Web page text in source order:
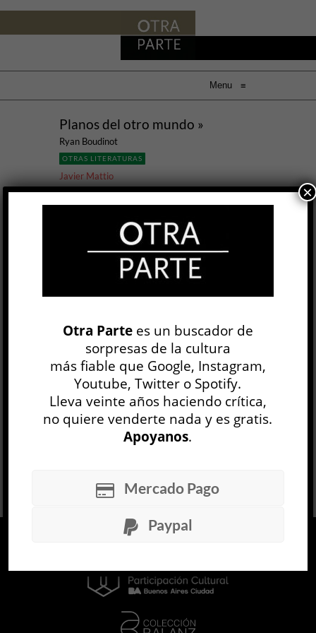
Menu ≡
Planos del otro mundo »
Ryan Boudinot
OTRAS LITERATURAS
Javier Mattio
11 AGO, 2016
elogioso como de peligroso, y Ryan Boudinot
(Estados Unidos, 1972) las acapara en ambos
sentidos. Continuador de la senda maximalista
sci-fi ciberpunk norteamericana, Boudinot ha
sido asociado al linaje que va de Kurt Vonnegut
Wallace, de Donald Barthelme a Neal
Stephenson, influencias cuyos destellos
resplan...
LEER MÁS
Otra Partees un buscador de
sorpresas de la cultura
más fiable que Google, Instagram,
Youtube, Twitter o Spotify.
Lleva veinte años haciendo crítica,
no quiere venderte nada y es gratis.
Apoyanos.
Mercado Pago
Paypal
×